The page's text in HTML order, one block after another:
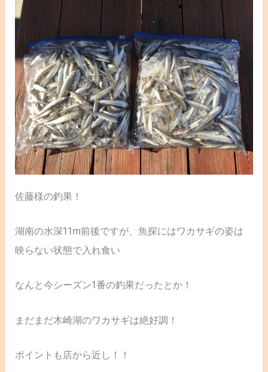
佐藤様の釣果！
湖南の水深11m前後ですが、魚探にはワカサギの姿は
映らない状態で入れ食い
なんと今シーズン1番の釣果だったとか！
まだまだ木崎湖のワカサギは絶好調！
ポイントも店から近し！！